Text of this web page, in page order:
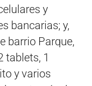
y
bancarias; y,
barrio Parque,
tablets, 1
y varios